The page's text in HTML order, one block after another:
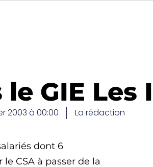
le GIE
2003 à 00:00 La rédaction
dont 6
CSA à passer de la